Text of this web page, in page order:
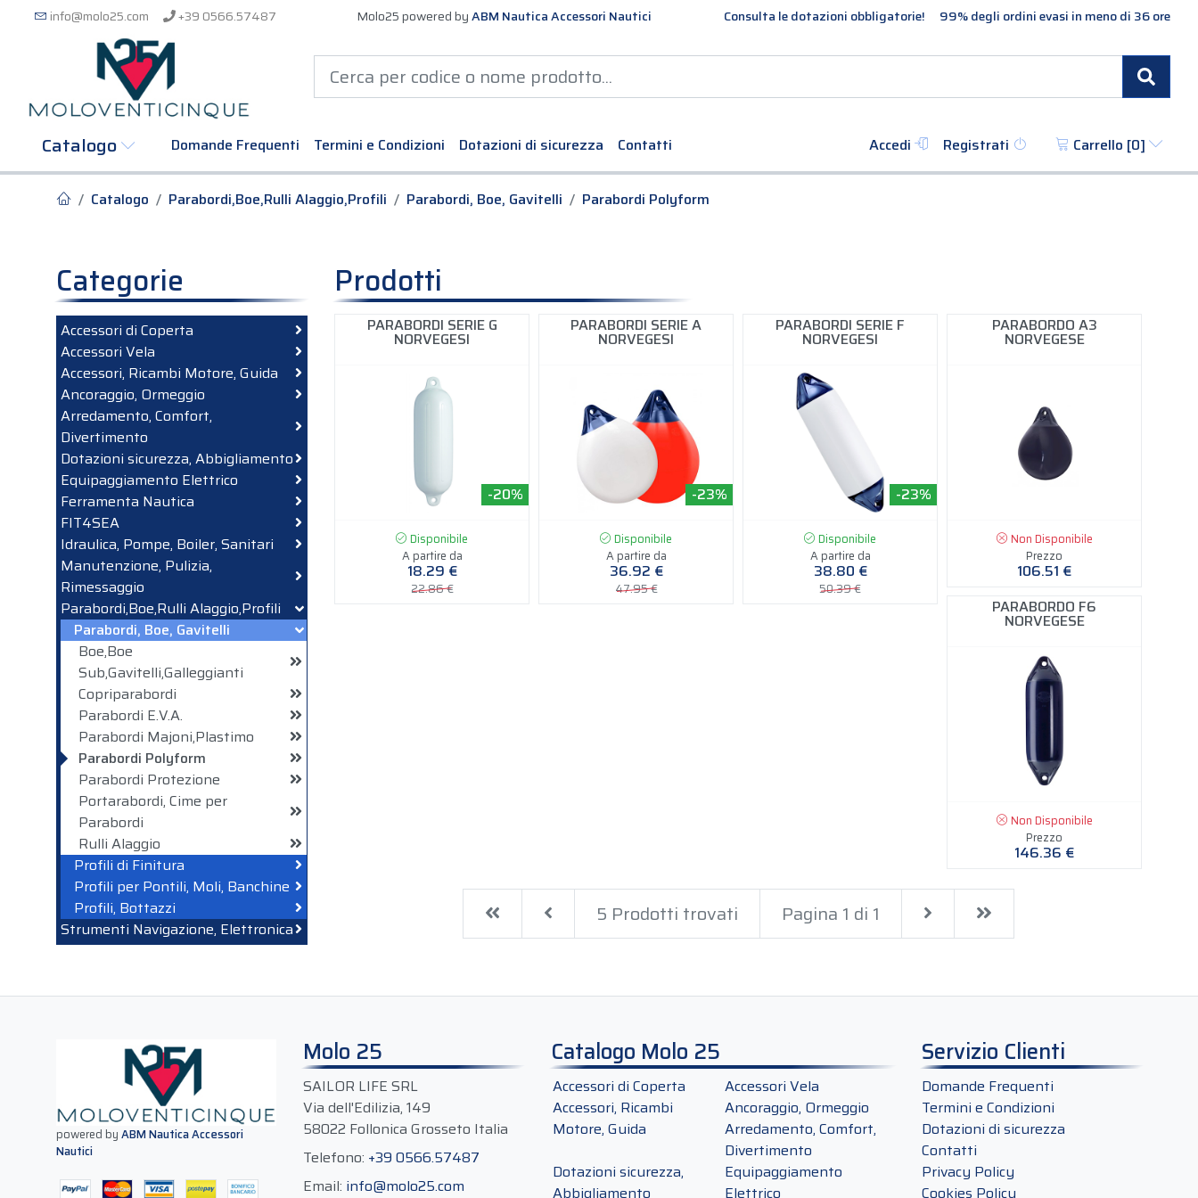
info@molo25.com +39 0566.57487 Molo25 powered byABM Nautica Accessori Nautici Consulta le dotazioni obbligatorie! 99% degli ordini evasi in meno di 36 ore
Catalogo Domande Frequenti Termini e Condizioni Dotazioni di sicurezza Contatti Accedi Registrati Carrello [0]
Catalogo Parabordi,Boe,Rulli Alaggio,Profili Parabordi, Boe, Gavitelli Parabordi Polyform
Categorie
Accessori di Coperta
Accessori Vela
Accessori, Ricambi Motore, Guida
Ancoraggio, Ormeggio
Arredamento, Comfort,
Divertimento
Dotazioni sicurezza, Abbigliamento
Equipaggiamento Elettrico
Ferramenta Nautica
FIT4SEA
Idraulica, Pompe, Boiler, Sanitari
Manutenzione, Pulizia,
Rimessaggio
Parabordi,Boe,Rulli Alaggio,Profili
Parabordi, Boe, Gavitelli
Boe,Boe
Sub,Gavitelli,Galleggianti
Copriparabordi
Parabordi E.V.A.
Parabordi Majoni,Plastimo
Parabordi Polyform
Parabordi Protezione
Portarabordi, Cime per
Parabordi
Rulli Alaggio
Profili di Finitura
Profili per Pontili, Moli, Banchine
Profili, Bottazzi
Strumenti Navigazione, Elettronica
Prodotti
PARABORDI SERIE G
NORVEGESI
-20%
Disponibile
A partire da
18.29 €
22.86 €
PARABORDI SERIE A
NORVEGESI
-23%
Disponibile
A partire da
36.92 €
47.95 €
PARABORDI SERIE F
NORVEGESI
-23%
Disponibile
A partire da
38.80 €
50.39 €
PARABORDO A3
NORVEGESE
Non Disponibile
Prezzo
106.51 €
PARABORDO F6
NORVEGESE
Non Disponibile
Prezzo
146.36 €
Previous5 Prodotti trovati Pagina 1 di 1 Last
powered byABM Nautica Accessori
Nautici
Molo 25
SAILOR LIFE SRL
Via dell'Edilizia, 149
58022 Follonica Grosseto Italia
Telefono: +39 0566.57487
Email: info@molo25.com
Catalogo Molo 25
Accessori di Coperta
Accessori Vela
Accessori, Ricambi
Motore, Guida
Ancoraggio, Ormeggio
Arredamento, Comfort,
Divertimento
Dotazioni sicurezza,
Abbigliamento
Equipaggiamento
Elettrico
Servizio Clienti
Domande Frequenti
Termini e Condizioni
Dotazioni di sicurezza
Contatti
Privacy Policy
Cookies Policy